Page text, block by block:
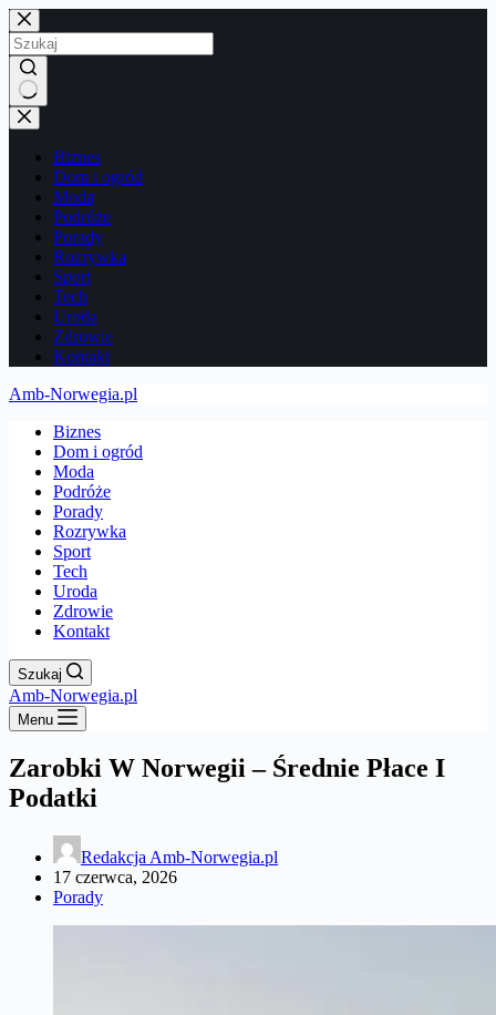
Przejdź
do
treści
Brak
wyników
Biznes
Dom i ogród
Moda
Podróże
Porady
Rozrywka
Sport
Tech
Uroda
Zdrowie
Kontakt
Amb-Norwegia.pl
Biznes
Dom i ogród
Moda
Podróże
Porady
Rozrywka
Sport
Tech
Uroda
Zdrowie
Kontakt
Szukaj
Amb-Norwegia.pl
Menu
Zarobki W Norwegii – Średnie Płace I
Podatki
Redakcja Amb-Norwegia.pl
17 czerwca, 2026
Porady